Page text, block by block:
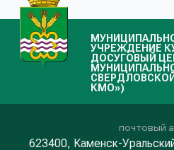
УЧРЕЖДЕНИЕ
ДОСУГОВЫЙ
КМО»)
почтовый
623400, Каменск-